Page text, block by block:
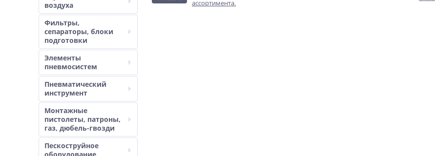
воздуха
Фильтры,
сепараторы, блоки
подготовки
Элементы
пневмосистем
Пневматический
инструмент
Монтажные
пистолеты, патроны,
газ, дюбель-гвозди
Пескоструйное
ассортимента.